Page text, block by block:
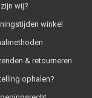
wij?
winkel
& retourneren
ophalen?